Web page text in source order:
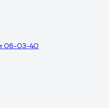
06-03-40